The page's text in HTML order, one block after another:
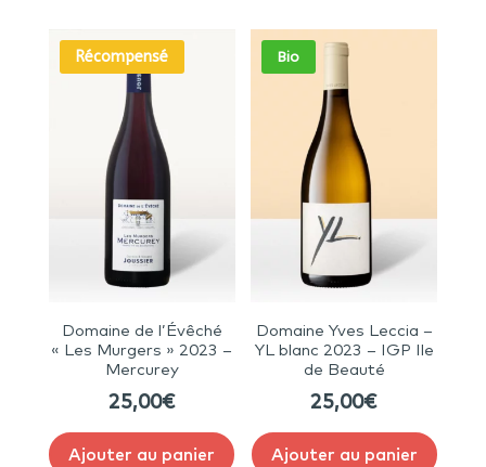
Récompensé
Domaine de l’Évêché
« Les Murgers » 2023 –
Mercurey
25,00€
Ajouter au panier
Bio
Domaine Yves Leccia –
YL blanc 2023 – IGP Ile
de Beauté
25,00€
Ajouter au panier